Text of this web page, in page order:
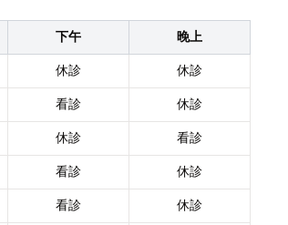
下午
晚上
休診
休診
看診
休診
休診
看診
看診
休診
看診
休診